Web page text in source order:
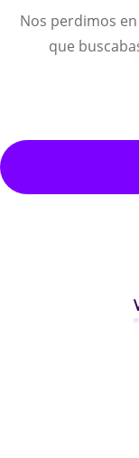
Nos perdimos
que